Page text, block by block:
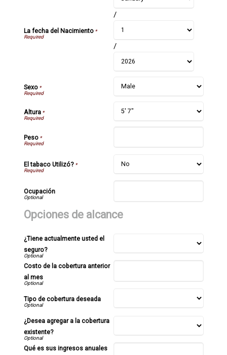
La fecha del Nacimiento*
/
/
Sexo*
Altura*
Peso*
El tabaco Utilizó? *
Ocupación
Opciones de alcance
¿Tiene actualmente usted el
seguro?
Costo de la cobertura anterior
al mes
Tipo de cobertura deseada
¿Desea agregar a la cobertura
existente?
Qué es sus ingresos anuales